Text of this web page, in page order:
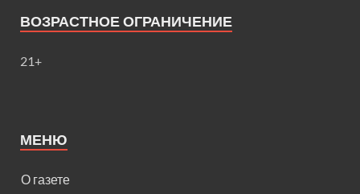
ВОЗРАСТНОЕ ОГРАНИЧЕНИЕ
21+
МЕНЮ
О газете